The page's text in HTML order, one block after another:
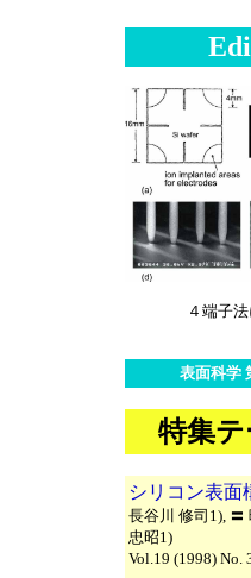
４端子
表面科学
特集
シリコン表面
長谷川 修司1), 〓
忠昭1)
Vol.19 (1998) No.